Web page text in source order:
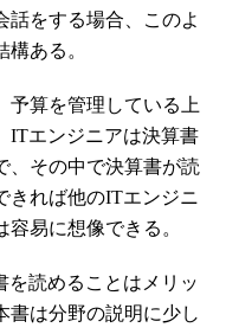
話をする場合、このよ
ある。
算を管理している上
ITエンジニアは決算書
、その中で決算書が読
きれば他のITエンジニ
易に想像できる。
読めることはメリッ
書は分野の説明に少し